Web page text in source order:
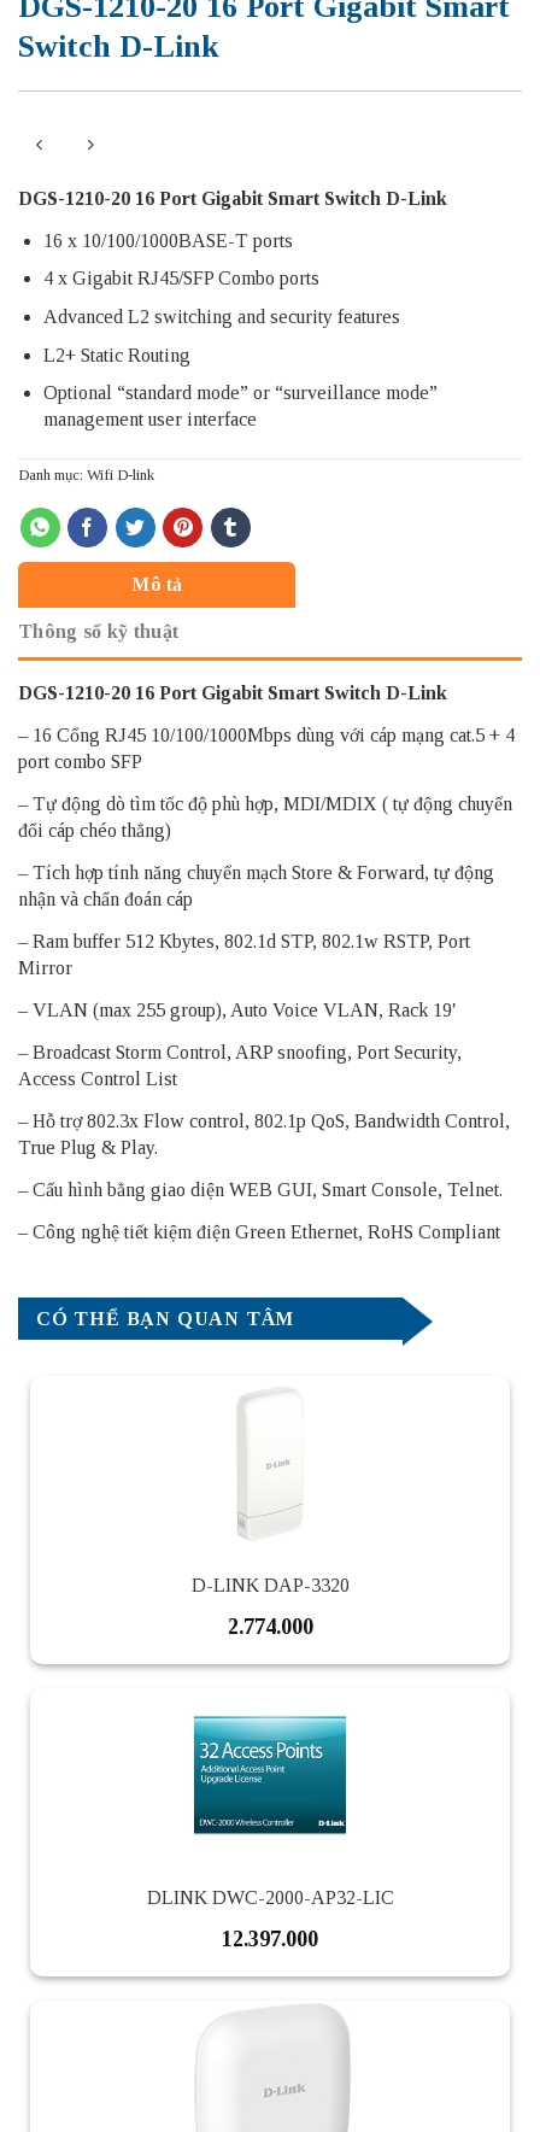
Switch D-Link
DGS-1210-20 16 Port Gigabit Smart Switch D-Link
16 x 10/100/1000BASE-T ports
4 x Gigabit RJ45/SFP Combo ports
Advanced L2 switching and security features
L2+ Static Routing
Optional “standard mode” or “surveillance mode”
management user interface
Danh mục: Wifi D-link
Mô tả
Thông số kỹ thuật
DGS-1210-20 16 Port Gigabit Smart Switch D-Link
– 16 Cổng RJ45 10/100/1000Mbps dùng với cáp mạng cat.5 + 4
port combo SFP
– Tự động dò tìm tốc độ phù hợp, MDI/MDIX ( tự động chuyển
đổi cáp chéo thẳng)
– Tích hợp tính năng chuyển mạch Store & Forward, tự động
nhận và chẩn đoán cáp
– Ram buffer 512 Kbytes, 802.1d STP, 802.1w RSTP, Port
Mirror
– VLAN (max 255 group), Auto Voice VLAN, Rack 19′
– Broadcast Storm Control, ARP snoofing, Port Security,
Access Control List
– Hỗ trợ 802.3x Flow control, 802.1p QoS, Bandwidth Control,
True Plug & Play.
– Cấu hình bằng giao diện WEB GUI, Smart Console, Telnet.
– Công nghệ tiết kiệm điện Green Ethernet, RoHS Compliant
CÓ THỂ BẠN QUAN TÂM
D-LINK DAP-3320
2.774.000
DLINK DWC-2000-AP32-LIC
12.397.000